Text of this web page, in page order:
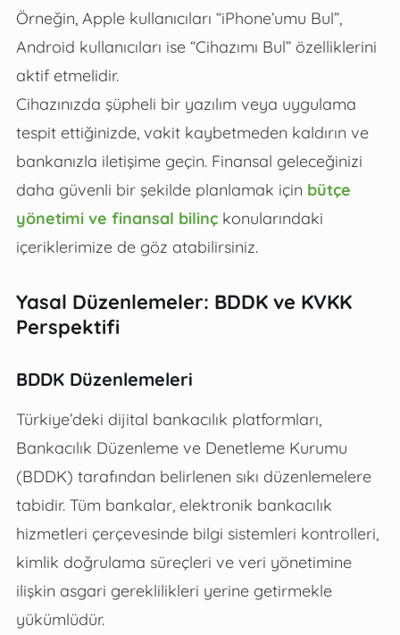
Örneğin, Apple kullanıcıları “iPhone’umu Bul”,
Android kullanıcıları ise “Cihazımı Bul” özelliklerini
aktif etmelidir.
Cihazınızda şüpheli bir yazılım veya uygulama
tespit ettiğinizde, vakit kaybetmeden kaldırın ve
bankanızla iletişime geçin. Finansal geleceğinizi
daha güvenli bir şekilde planlamak için bütçe
yönetimi ve finansal bilinçkonularındaki
içeriklerimize de göz atabilirsiniz.
Yasal Düzenlemeler: BDDK ve KVKK
Perspektifi
BDDK Düzenlemeleri
Türkiye’deki dijital bankacılık platformları,
Bankacılık Düzenleme ve Denetleme Kurumu
(BDDK) tarafından belirlenen sıkı düzenlemelere
tabidir. Tüm bankalar, elektronik bankacılık
hizmetleri çerçevesinde bilgi sistemleri kontrolleri,
kimlik doğrulama süreçleri ve veri yönetimine
ilişkin asgari gereklilikleri yerine getirmekle
yükümlüdür.